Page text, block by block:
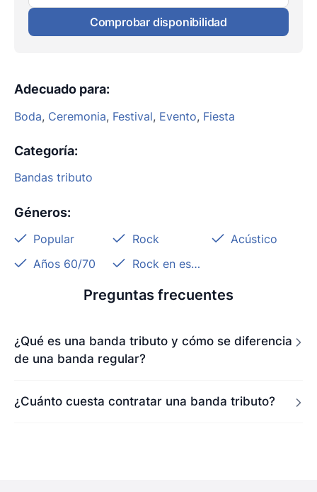
Comprobar disponibilidad
Adecuado para:
Boda, Ceremonia, Festival, Evento, Fiesta
Categoría:
Bandas tributo
Géneros:
Popular Rock
Acústico
Años 60/70
Rock en español
Preguntas frecuentes
¿Qué es una banda tributo y cómo se diferencia
de una banda regular?
¿Cuánto cuesta contratar una banda tributo?